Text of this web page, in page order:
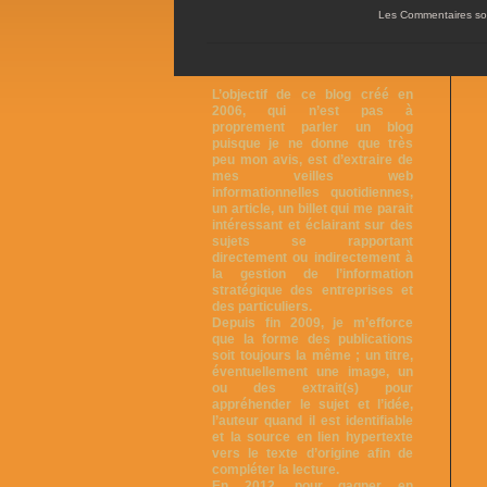
Les Commentaires
L’objectif de ce blog créé en
2006, qui n’est pas à
proprement parler un blog
puisque je ne donne que très
peu mon avis, est d’extraire de
mes veilles web
informationnelles quotidiennes,
un article, un billet qui me parait
intéressant et éclairant sur des
sujets se rapportant
directement ou indirectement à
la gestion de l’information
stratégique des entreprises et
des particuliers.
Depuis fin 2009, je m’efforce
que la forme des publications
soit toujours la même ; un titre,
éventuellement une image, un
ou des extrait(s) pour
appréhender le sujet et l’idée,
l’auteur quand il est identifiable
et la source en lien hypertexte
vers le texte d’origine afin de
compléter la lecture.